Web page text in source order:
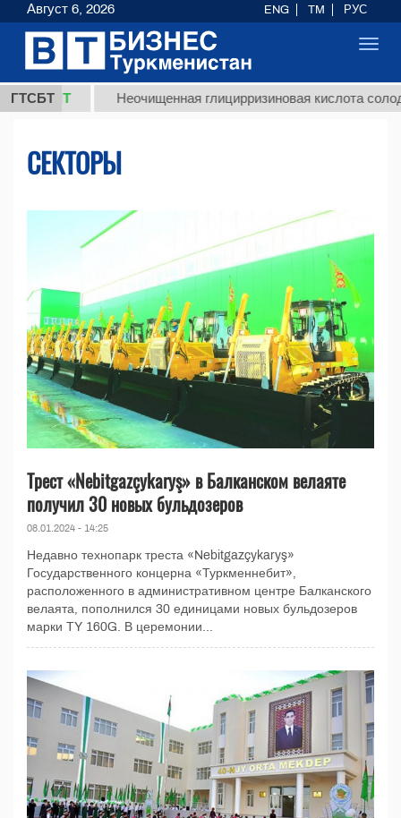
ГТСБТНеочищенная глицирризиновая кислота солодкового
СЕКТОРЫ
Трест «Nebitgazçykaryş» в Балканском велаяте
получил 30 новых бульдозеров
08.01.2024 - 14:25
Недавно технопарк треста «Nebitgazçykaryş»
Государственного концерна «Туркменнебит»,
расположенного в административном центре Балканского
велаята, пополнился 30 единицами новых бульдозеров
марки TY 160G. В церемонии...
Август 6, 2026 ENG TM РУС